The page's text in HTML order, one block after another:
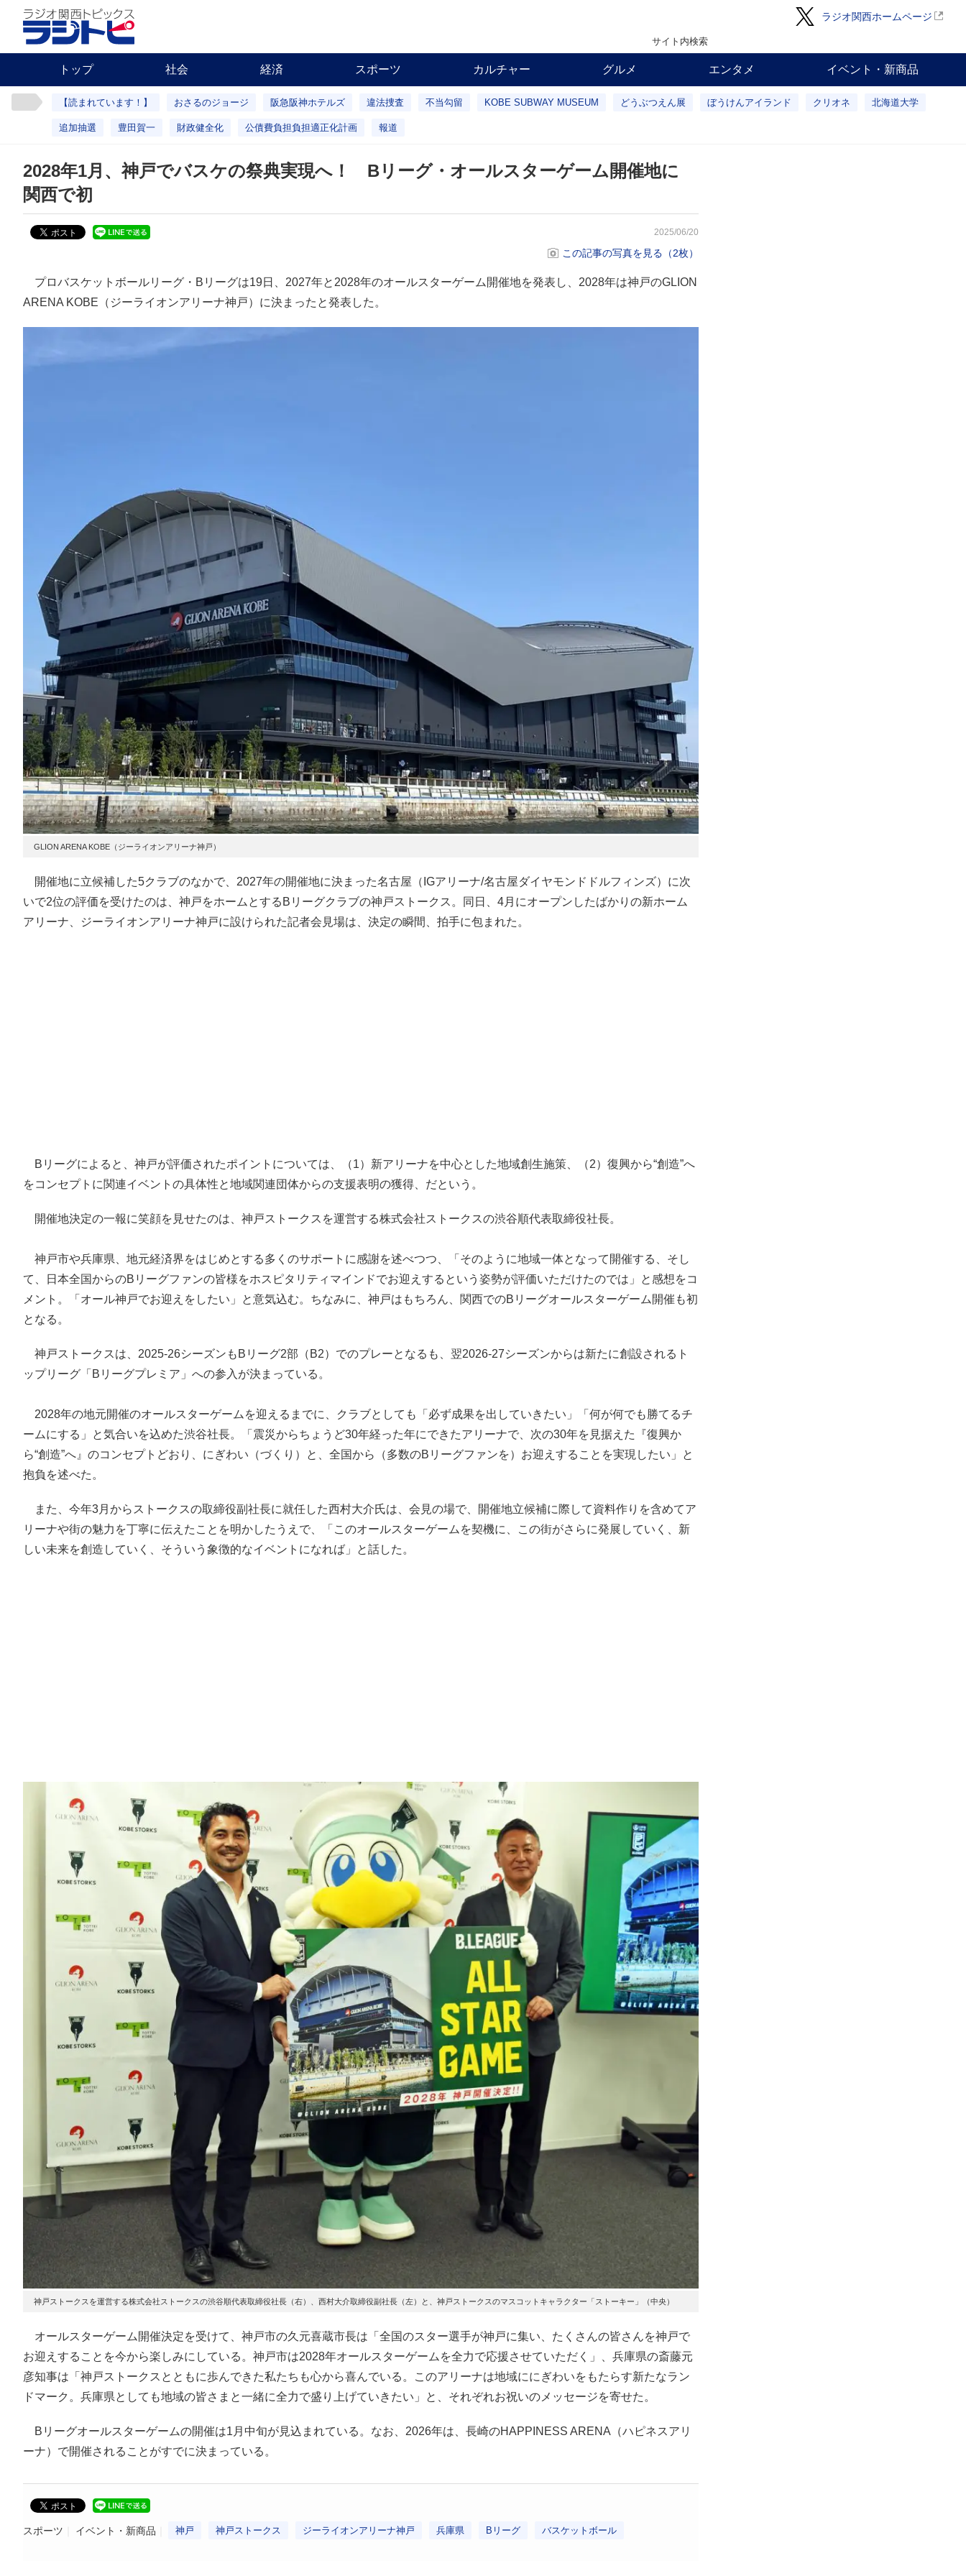
ラジオ関西ホームページ
サイト内検索
トップ 社会 経済 スポーツ カルチャー グルメ エンタメ イベント・新商品
【読まれています！】 おさるのジョージ 阪急阪神ホテルズ 違法捜査 不当勾留 KOBE SUBWAY MUSEUM どうぶつえん展 ぼうけんアイランド クリオネ 北海道大学
追加抽選 豊田賀一 財政健全化 公債費負担負担適正化計画 報道
2028年1月、神戸でバスケの祭典実現へ！ Bリーグ・オールスターゲーム開催地に
関西で初
2025/06/20
この記事の写真を見る（2枚）
プロバスケットボールリーグ・Bリーグは19日、2027年と2028年のオールスターゲーム開催地を発表し、2028年は神戸のGLION
ARENA KOBE（ジーライオンアリーナ神戸）に決まったと発表した。
GLION ARENA KOBE（ジーライオンアリーナ神戸）
開催地に立候補した5クラブのなかで、2027年の開催地に決まった名古屋（IGアリーナ/名古屋ダイヤモンドドルフィンズ）に次
いで2位の評価を受けたのは、神戸をホームとするBリーグクラブの神戸ストークス。同日、4月にオープンしたばかりの新ホーム
アリーナ、ジーライオンアリーナ神戸に設けられた記者会見場は、決定の瞬間、拍手に包まれた。
Bリーグによると、神戸が評価されたポイントについては、（1）新アリーナを中心とした地域創生施策、（2）復興から“創造”へ
をコンセプトに関連イベントの具体性と地域関連団体からの支援表明の獲得、だという。
開催地決定の一報に笑顔を見せたのは、神戸ストークスを運営する株式会社ストークスの渋谷順代表取締役社長。
神戸市や兵庫県、地元経済界をはじめとする多くのサポートに感謝を述べつつ、「そのように地域一体となって開催する、そし
て、日本全国からのBリーグファンの皆様をホスピタリティマインドでお迎えするという姿勢が評価いただけたのでは」と感想をコ
メント。「オール神戸でお迎えをしたい」と意気込む。ちなみに、神戸はもちろん、関西でのBリーグオールスターゲーム開催も初
となる。
神戸ストークスは、2025-26シーズンもBリーグ2部（B2）でのプレーとなるも、翌2026-27シーズンからは新たに創設されるト
ップリーグ「Bリーグプレミア」への参入が決まっている。
2028年の地元開催のオールスターゲームを迎えるまでに、クラブとしても「必ず成果を出していきたい」「何が何でも勝てるチ
ームにする」と気合いを込めた渋谷社長。「震災からちょうど30年経った年にできたアリーナで、次の30年を見据えた『復興か
ら“創造”へ』のコンセプトどおり、にぎわい（づくり）と、全国から（多数のBリーグファンを）お迎えすることを実現したい」と
抱負を述べた。
また、今年3月からストークスの取締役副社長に就任した西村大介氏は、会見の場で、開催地立候補に際して資料作りを含めてア
リーナや街の魅力を丁寧に伝えたことを明かしたうえで、「このオールスターゲームを契機に、この街がさらに発展していく、新
しい未来を創造していく、そういう象徴的なイベントになれば」と話した。
神戸ストークスを運営する株式会社ストークスの渋谷順代表取締役社長（右）、西村大介取締役副社長（左）と、神戸ストークスのマスコットキャラクター「ストーキー」（中央）
オールスターゲーム開催決定を受けて、神戸市の久元喜蔵市長は「全国のスター選手が神戸に集い、たくさんの皆さんを神戸で
お迎えすることを今から楽しみにしている。神戸市は2028年オールスターゲームを全力で応援させていただく」、兵庫県の斎藤元
彦知事は「神戸ストークスとともに歩んできた私たちも心から喜んでいる。このアリーナは地域ににぎわいをもたらす新たなラン
ドマーク。兵庫県としても地域の皆さまと一緒に全力で盛り上げていきたい」と、それぞれお祝いのメッセージを寄せた。
Bリーグオールスターゲームの開催は1月中旬が見込まれている。なお、2026年は、長崎のHAPPINESS ARENA（ハピネスアリ
ーナ）で開催されることがすでに決まっている。
スポーツ イベント・新商品 神戸 神戸ストークス ジーライオンアリーナ神戸 兵庫県 Bリーグ バスケットボール